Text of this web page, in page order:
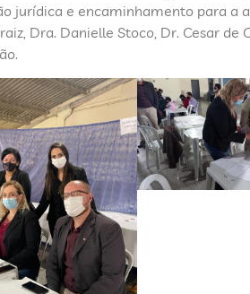
jurídica e encaminhamento para a
Dra. Danielle Stoco, Dr. Cesar